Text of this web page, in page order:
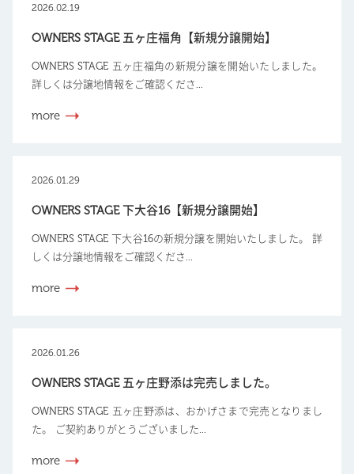
2026.02.19
OWNERS STAGE 五ヶ庄福角【新規分譲開始】
OWNERS STAGE 五ヶ庄福角の新規分譲を開始いたしました。
詳しくは分譲地情報をご確認くださ...
more
2026.01.29
OWNERS STAGE 下大谷16【新規分譲開始】
OWNERS STAGE 下大谷16の新規分譲を開始いたしました。 詳
しくは分譲地情報をご確認くださ...
more
2026.01.26
OWNERS STAGE 五ヶ庄野添は完売しました。
OWNERS STAGE 五ヶ庄野添は、おかげさまで完売となりまし
た。 ご契約ありがとうございました...
more